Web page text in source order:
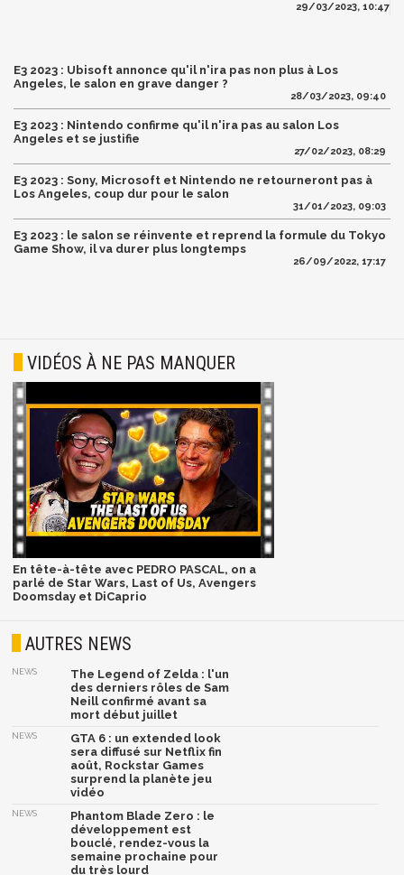
29/03/2023, 10:47
E3 2023 : Ubisoft annonce qu'il n'ira pas non plus à Los
Angeles, le salon en grave danger ?
28/03/2023, 09:40
E3 2023 : Nintendo confirme qu'il n'ira pas au salon Los
Angeles et se justifie
27/02/2023, 08:29
E3 2023 : Sony, Microsoft et Nintendo ne retourneront pas à
Los Angeles, coup dur pour le salon
31/01/2023, 09:03
E3 2023 : le salon se réinvente et reprend la formule du Tokyo
Game Show, il va durer plus longtemps
26/09/2022, 17:17
VIDÉOS À NE PAS MANQUER
En tête-à-tête avec PEDRO PASCAL, on a
parlé de Star Wars, Last of Us, Avengers
Doomsday et DiCaprio
AUTRES NEWS
NEWS
The Legend of Zelda : l'un
des derniers rôles de Sam
Neill confirmé avant sa
mort début juillet
NEWS
GTA 6 : un extended look
sera diffusé sur Netflix fin
août, Rockstar Games
surprend la planète jeu
vidéo
NEWS
Phantom Blade Zero : le
développement est
bouclé, rendez-vous la
semaine prochaine pour
du très lourd